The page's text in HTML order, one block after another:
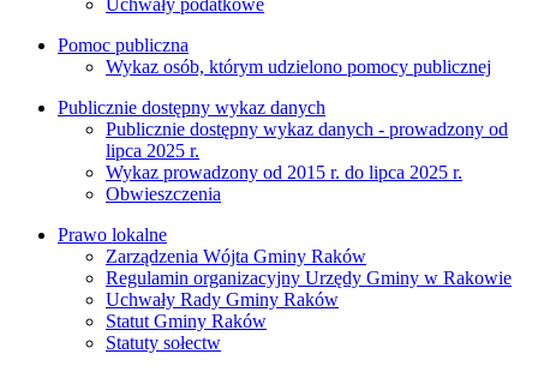
Uchwały podatkowe
Pomoc publiczna
Wykaz osób, którym udzielono pomocy publicznej
Publicznie dostępny wykaz danych
Publicznie dostępny wykaz danych - prowadzony od
lipca 2025 r.
Wykaz prowadzony od 2015 r. do lipca 2025 r.
Obwieszczenia
Prawo lokalne
Zarządzenia Wójta Gminy Raków
Regulamin organizacyjny Urzędy Gminy w Rakowie
Uchwały Rady Gminy Raków
Statut Gminy Raków
Statuty sołectw